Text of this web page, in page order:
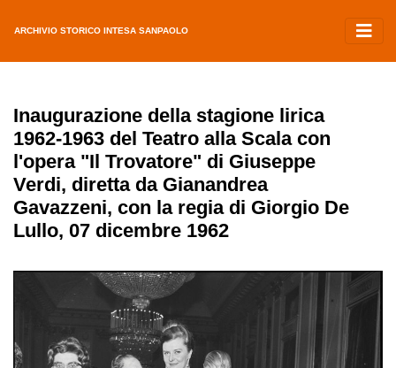
ARCHIVIO STORICO INTESA SANPAOLO
Inaugurazione della stagione lirica
1962-1963 del Teatro alla Scala con
l'opera "Il Trovatore" di Giuseppe
Verdi, diretta da Gianandrea
Gavazzeni, con la regia di Giorgio De
Lullo, 07 dicembre 1962